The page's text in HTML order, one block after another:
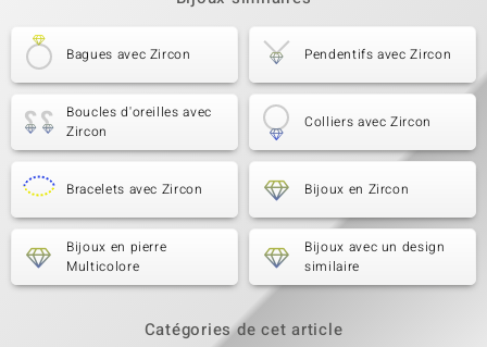
Bagues avec Zircon Pendentifs avec Zircon
Boucles d'oreilles avec
Zircon
Colliers avec Zircon
Bracelets avec Zircon Bijoux en Zircon
Bijoux en pierre
Multicolore
Bijoux avec un design
similaire
Catégories de cet article